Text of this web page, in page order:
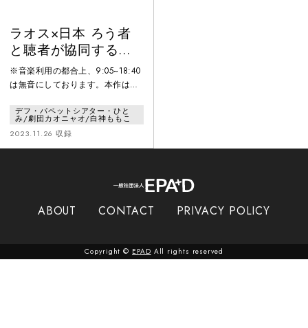
ラオス×日本 ろう者
と聴者が協同する
「アジアのオブジェ
クトシアター ワーク
演」
※音楽利用の都合上、9:05~18:40
は無音にしております。本作は、
ニャオ（ラオス）とデフ・パペッ
トシアター・ひとみ（日本）が、
柔軟な発想と構成で新しい空間を
宰）を迎え、人形とモノと身体に
同制作作品。2018年から交流を深
デフ・パペットシアター・ひと
み/劇団カオニャオ/白神ももこ
2023.11.26 収録
ABOUT CONTACT PRIVACY POLICY
Copyright © EPAD All rights reserved